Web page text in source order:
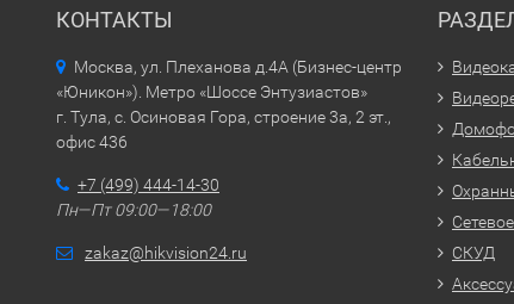
КОНТАКТЫ
Москва, ул. Плеханова д.4А (Бизнес-центр
«Юникон»). Метро «Шоссе Энтузиастов»
г. Тула, с. Осиновая Гора, строение 3а, 2 эт.,
офис 436
+7 (499) 444-14-30
Пн—Пт 09:00—18:00
zakaz@hikvision24.ru
СКУД